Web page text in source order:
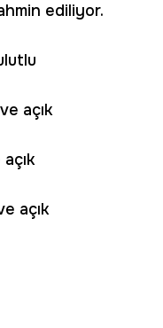
ediliyor.
açık
açık